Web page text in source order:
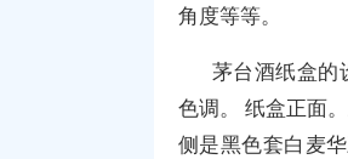
角度等等。
茅台酒纸盒的
色调。 纸盒正面
侧是黑色套白麦